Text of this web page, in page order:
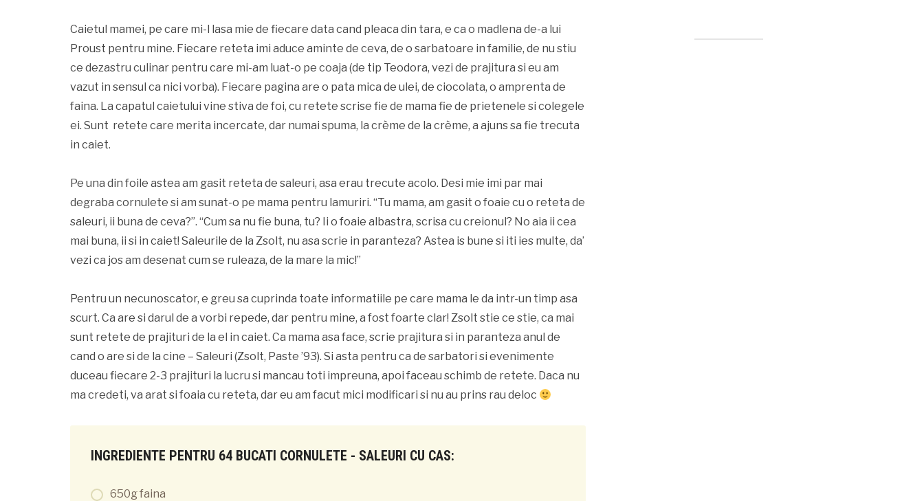
Caietul mamei, pe care mi-l lasa mie de fiecare data cand pleaca din tara, e ca o madlena de-a lui
Proust pentru mine. Fiecare reteta imi aduce aminte de ceva, de o sarbatoare in familie, de nu stiu
ce dezastru culinar pentru care mi-am luat-o pe coaja (de tip Teodora, vezi de prajitura si eu am
vazut in sensul ca nici vorba). Fiecare pagina are o pata mica de ulei, de ciocolata, o amprenta de
faina. La capatul caietului vine stiva de foi, cu retete scrise fie de mama fie de prietenele si colegele
ei. Sunt retete care merita incercate, dar numai spuma, la crème de la crème, a ajuns sa fie trecuta
in caiet.
Pe una din foile astea am gasit reteta de saleuri, asa erau trecute acolo. Desi mie imi par mai
degraba cornulete si am sunat-o pe mama pentru lamuriri. “Tu mama, am gasit o foaie cu o reteta de
saleuri, ii buna de ceva?”. “Cum sa nu fie buna, tu? Ii o foaie albastra, scrisa cu creionul? No aia ii cea
mai buna, ii si in caiet! Saleurile de la Zsolt, nu asa scrie in paranteza? Astea is bune si iti ies multe, da’
vezi ca jos am desenat cum se ruleaza, de la mare la mic!”
Pentru un necunoscator, e greu sa cuprinda toate informatiile pe care mama le da intr-un timp asa
scurt. Ca are si darul de a vorbi repede, dar pentru mine, a fost foarte clar! Zsolt stie ce stie, ca mai
sunt retete de prajituri de la el in caiet. Ca mama asa face, scrie prajitura si in paranteza anul de
cand o are si de la cine – Saleuri (Zsolt, Paste ’93). Si asta pentru ca de sarbatori si evenimente
duceau fiecare 2-3 prajituri la lucru si mancau toti impreuna, apoi faceau schimb de retete. Daca nu
ma credeti, va arat si foaia cu reteta, dar eu am facut mici modificari si nu au prins rau deloc
INGREDIENTE PENTRU 64 BUCATI CORNULETE - SALEURI CU CAS:
650g faina